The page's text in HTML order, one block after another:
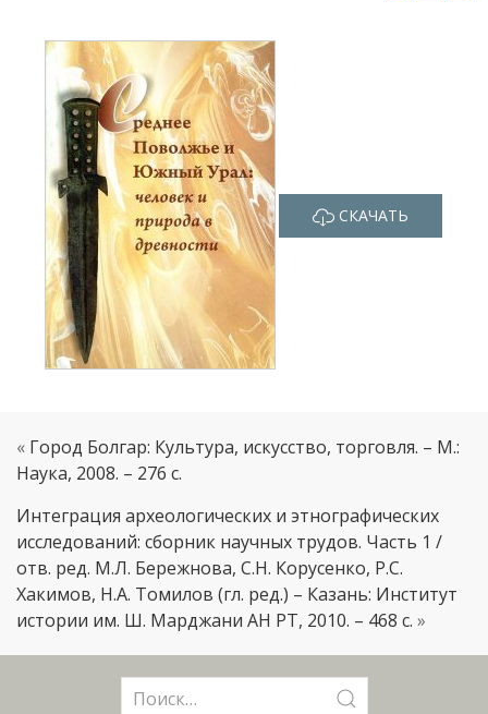
СКАЧАТЬ
« Город Болгар: Культура, искусство, торговля. – М.:
Наука, 2008. – 276 с.
Интеграция археологических и этнографических
исследований: сборник научных трудов. Часть 1 /
отв. ред. М.Л. Бережнова, С.Н. Корусенко, Р.С.
Хакимов, Н.А. Томилов (гл. ред.) – Казань: Институт
истории им. Ш. Марджани АН РТ, 2010. – 468 с. »